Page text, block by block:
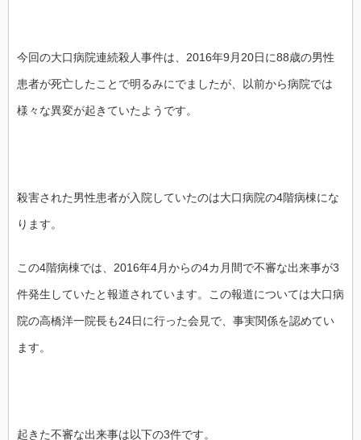
今回の大口病院連続殺人事件は、2016年9月20日に88歳の男性
患者が死亡したことで明るみにでましたが、以前から病院では
様々な異変が起きていたようです。
殺害された男性患者が入院していたのは大口病院の4階病棟にな
ります。
この4階病棟では、2016年4月からの4カ月間で不審な出来事が3
件発生していたと報道されています。この報道については大口病
院の高橋洋一院長も24日に行った会見で、事実関係を認めてい
ます。
起きた不審な出来事は以下の3件です。